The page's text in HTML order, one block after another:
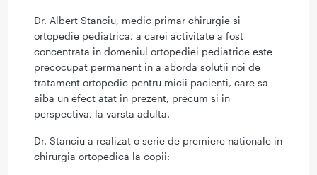
Dr. Albert Stanciu, medic primar chirurgie si
ortopedie pediatrica, a carei activitate a fost
concentrata in domeniul ortopediei pediatrice este
precocupat permanent in a aborda solutii noi de
tratament ortopedic pentru micii pacienti, care sa
aiba un efect atat in prezent, precum si in
perspectiva, la varsta adulta.
Dr. Stanciu a realizat o serie de premiere nationale in
chirurgia ortopedica la copii: